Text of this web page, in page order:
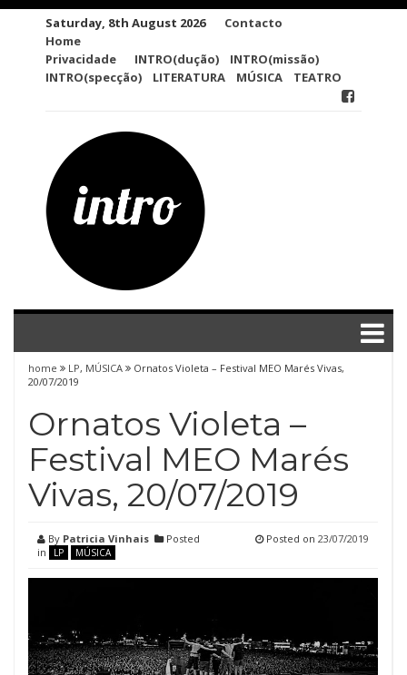
Saturday, 8th August 2026
Contacto
Home
Privacidade
INTRO(dução)
INTRO(missão)
INTRO(specção)
LITERATURA MÚSICA TEATRO
home LP, MÚSICA
Ornatos Violeta – Festival MEO Marés Vivas,
20/07/2019
Ornatos Violeta –
Festival MEO Marés
Vivas, 20/07/2019
By Patricia Vinhais
Posted
in
LP MÚSICA
Posted on 23/07/2019